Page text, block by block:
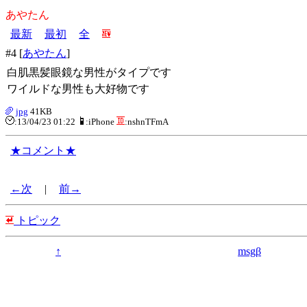
あやたん
最新
最初
全
#4 [あやたん]
白肌黒髪眼鏡な男性がタイプです
ワイルドな男性も大好物です
jpg 41KB
:13/04/23 01:22
:iPhone :nshnTFmA
★コメント★
←次 | 前→
トピック
↑ msgβ